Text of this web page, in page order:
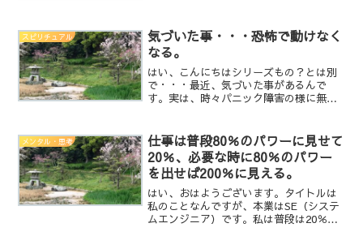
ない等が多くなり、本...
スピリチュアル
気づいた事・・・恐怖で動けなく
なる。
はい、こんにちはシリーズもの？とは別
で・・・最近、気づいた事があるんで
す。実は、時々パニック障害の様に無性
た。・全身不随になって動けなくなる・
事故などで目が見えなくなる...
メンタル・思考
仕事は普段80％のパワーに見せて
20％、必要な時に80％のパワー
を出せば200％に見える。
はい、おはようございます。タイトルは
私のことなんですが、本業はSE（システ
ムエンジニア）です。私は普段は20％以